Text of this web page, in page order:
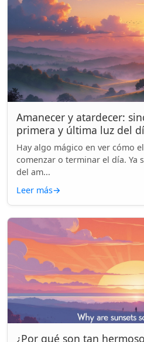
Amanecer y atardecer:
primera y última luz del
Hay algo mágico en ver cómo
comenzar o terminar el día. Ya
del am...
Leer más→
¿Por qué son tan